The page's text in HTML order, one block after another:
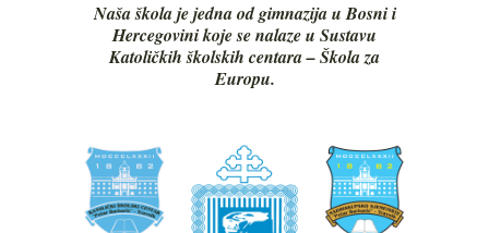
Naša škola je jedna od gimnazija u Bosni i
Hercegovini koje se nalaze u Sustavu
Katoličkih školskih centara – Škola za
Europu.